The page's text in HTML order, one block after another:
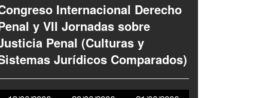
Internacional Derecho
y VII Jornadas sobre
Penal (Culturas y
Jurídicos Comparados)